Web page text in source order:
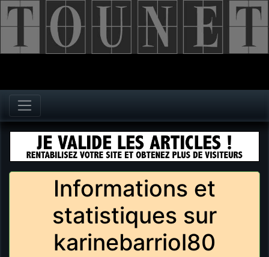
Informations et
statistiques sur
karinebarriol80